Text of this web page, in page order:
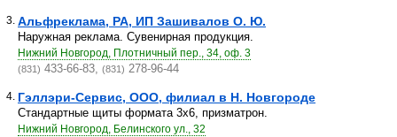
3. Альфреклама, РА, ИП Зашивалов О. Ю.
Наружная реклама. Сувенирная продукция.
Нижний Новгород, Плотничный пер., 34, оф. 3
(831) 433-66-83, (831) 278-96-44
4. Гэллэри-Сервис, ООО, филиал в Н. Новгороде
Стандартные щиты формата 3х6, призматрон.
Нижний Новгород, Белинского ул., 32